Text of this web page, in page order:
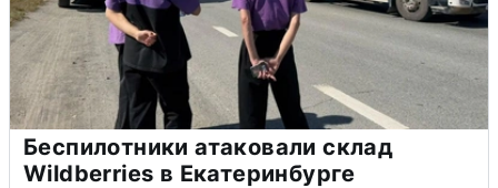
Беспилотники атаковали склад
Wildberries в Екатеринбурге